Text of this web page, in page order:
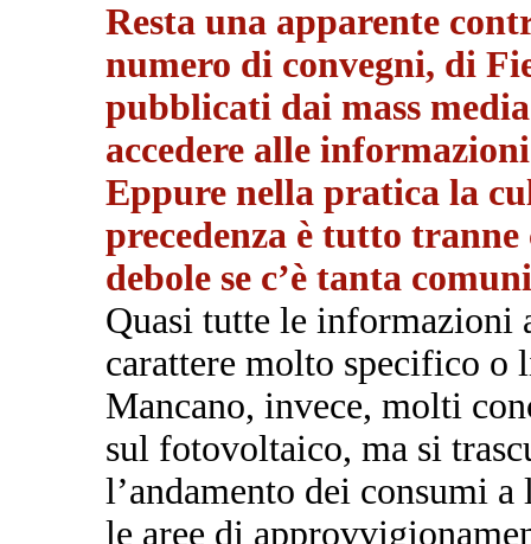
Resta una apparente
numero di convegni, di
pubblicati dai mass
accedere alle
Eppure nella pratica la
precedenza è tutto tranne
debole se c’è tanta
Quasi tutte le informazioni
carattere molto specifico o
Mancano, invece, molti
sul fotovoltaico, ma si
l’andamento dei consumi
le aree di